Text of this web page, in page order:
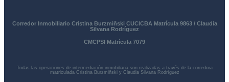
Corredor Inmobiliario Cristina Burzmiñski CUCICBA Matrícula 9863 / Claudia
Silvana Rodríguez
CMCPSI Matrícula 7079
Todas las operaciones de intermediación inmobiliaria son realizadas a través de la corredora
matriculada Cristina Burzmiñski y Claudia Silvana Rodríguez